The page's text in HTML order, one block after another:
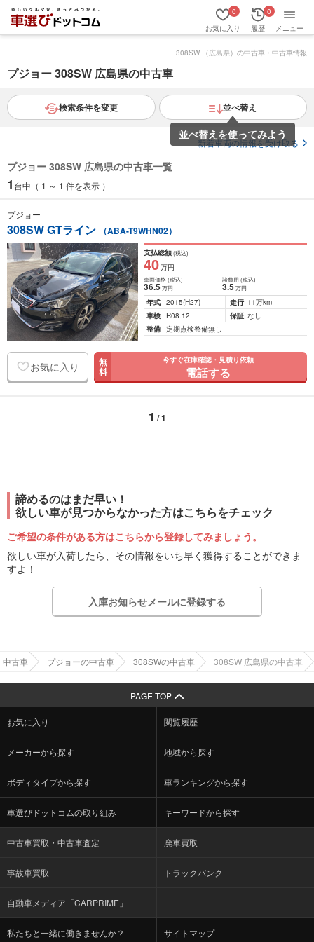
お気に入り
0
履歴
0
メニュー
308SW （広島県）の中古車・中古車情報
プジョー 308SW 広島県の中古車
検索条件を変更 並べ替え
並べ替えを使ってみよう
新着車両の情報を受け取る
プジョー 308SW 広島県の中古車一覧
1 台中（ 1 ～ 1 件を表示 ）
プジョー
308SW GTライン （ABA-T9WHN02）
支払総額(税込)
40万円
車両価格(税込)
36.5万円
諸費用 (税込)
3.5 万円
年式 2015(H27) 走行 11万km
車検
R08.12 保証 なし
整備 定期点検整備無し
お気に入り 無
料
今すぐ在庫確認・見積り依頼
電話する
1 / 1
諦めるのはまだ早い！
欲しい車が見つからなかった方はこちらをチェック
ご希望の条件がある方はこちらから登録してみましょう。
欲しい車が入荷したら、その情報をいち早く獲得することができま
すよ！
入庫お知らせメールに登録する
中古車 プジョーの中古車 308SWの中古車 308SW 広島県の中古車
PAGE TOP
お気に入り 閲覧履歴
メーカーから探す 地域から探す
ボディタイプから探す 車ランキングから探す
車選びドットコムの取り組み キーワードから探す
中古車買取・中古車査定 廃車買取
事故車買取 トラックバンク
自動車メディア「CARPRIME」
私たちと一緒に働きませんか？ サイトマップ